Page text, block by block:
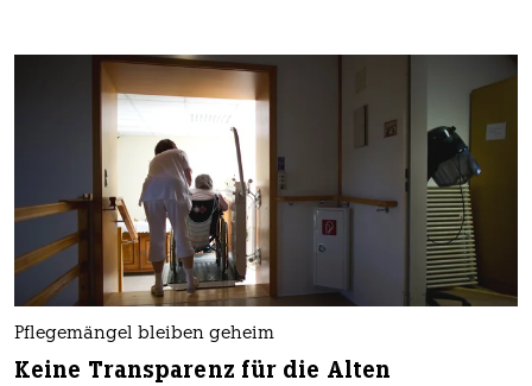
Pflegemängel bleiben geheim
Keine Transparenz für die Alten